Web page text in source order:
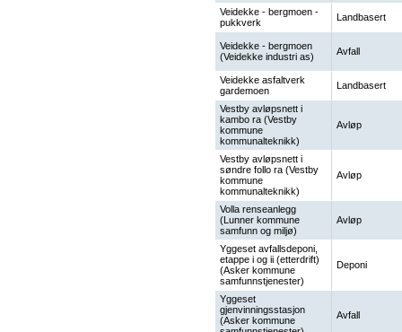
Veidekke - bergmoen -
pukkverk
Landbasert
Veidekke - bergmoen
(Veidekke industri as)
Avfall
Veidekke asfaltverk
gardemoen
Landbasert
Vestby avløpsnett i
kambo ra (Vestby
kommune
kommunalteknikk)
Avløp
Vestby avløpsnett i
søndre follo ra (Vestby
kommune
kommunalteknikk)
Avløp
Volla renseanlegg
(Lunner kommune
samfunn og miljø)
Avløp
Yggeset avfallsdeponi,
etappe i og ii (etterdrift)
(Asker kommune
samfunnstjenester)
Deponi
Yggeset
gjenvinningsstasjon
(Asker kommune
Avfall